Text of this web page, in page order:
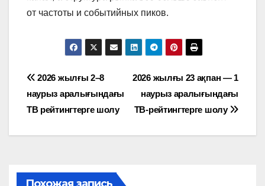
от частоты и событийных пиков.
Навигация
по
записям
2026 жылғы 23 ақпан — 1
наурыз аралығындағы
ТВ-рейтингтерге шолу
2026 жылғы 2–8
наурыз аралығындағы
ТВ рейтингтерге шолу